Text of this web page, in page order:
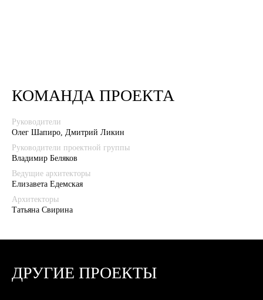
КОМАНДА ПРОЕКТА
Руководители
Олег Шапиро, Дмитрий Ликин
Руководители проектной группы
Владимир Беляков
Ведущие архитекторы
Елизавета Едемская
Архитекторы
Татьяна Свирина
ДРУГИЕ ПРОЕКТЫ